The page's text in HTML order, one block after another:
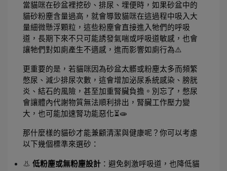
當貓咪在砂盆裡挖砂、排尿、埋便時，如果砂盆中的
貓砂粉塵含量過高，就會導致貓咪在這過程中吸入大
量細微懸浮顆粒，這些粉塵會直接進入牠們的呼吸
道，長期下來不只可能誘發氣喘或呼吸道敏感，也會
讓牠們對如廁產生不適感，進而影響如廁行為⚠️
更重要的是，若貓咪因為砂盆太髒或粉塵太多而頻繁
憋尿、減少排尿次數，這會增加泌尿系統感染、膀胱
炎、結石的風險，甚至加重腎臟負擔。別忘了，憋尿
會讓體內代謝物質無法順利排出，腎臟工作壓力變
大，也可能加速腎功能惡化⏳🧫
那什麼樣的貓砂才能兼顧清潔與健康呢？你可以考慮
以下幾個標準來選砂：
👃 低粉塵或無粉塵設計 ：避免刺激呼吸道，也降低貓